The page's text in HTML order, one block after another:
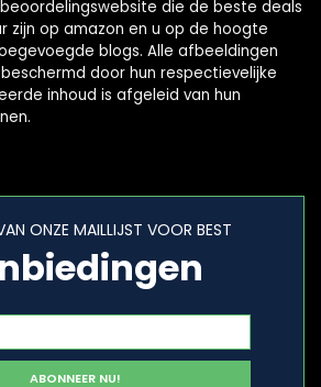
die de beste deals
zijn op amazon en u op de hoogte
blogs. Alle afbeeldingen
door hun respectievelijke
inhoud is afgeleid van hun
ONZE MAILLIJST VOOR BEST